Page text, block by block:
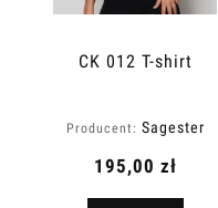
CK 012 T-shirt
Producent: Sagester
195,00 zł